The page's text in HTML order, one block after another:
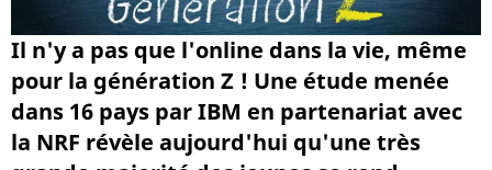
Il n'y a pas que l'online dans la vie, même
pour la génération Z ! Une étude menée
dans 16 pays par IBM en partenariat avec
la NRF révèle aujourd'hui qu'une très